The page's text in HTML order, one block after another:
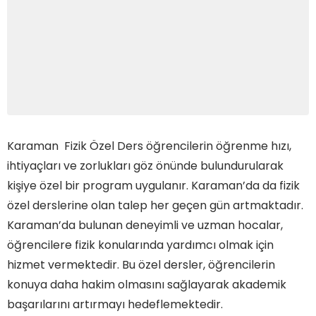
Karaman Fizik Özel Ders öğrencilerin öğrenme hızı,
ihtiyaçları ve zorlukları göz önünde bulundurularak
kişiye özel bir program uygulanır. Karaman’da da fizik
özel derslerine olan talep her geçen gün artmaktadır.
Karaman’da bulunan deneyimli ve uzman hocalar,
öğrencilere fizik konularında yardımcı olmak için
hizmet vermektedir. Bu özel dersler, öğrencilerin
konuya daha hakim olmasını sağlayarak akademik
başarılarını artırmayı hedeflemektedir.